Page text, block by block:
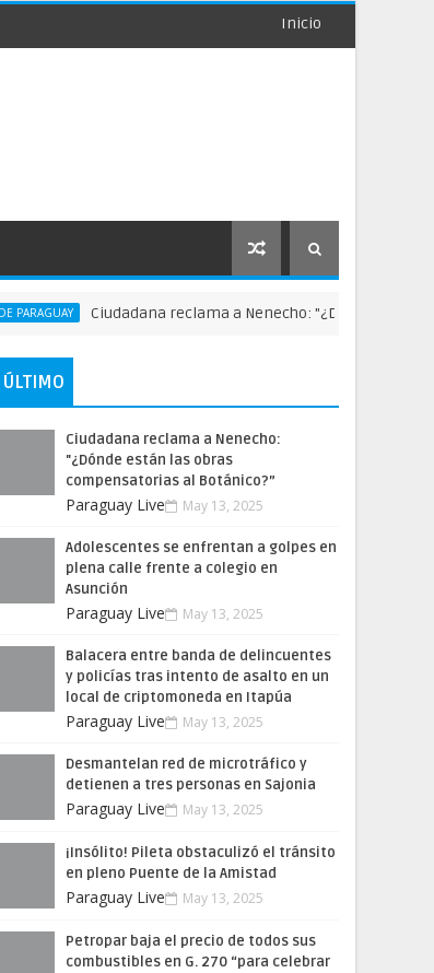
Inicio
Ciudadana reclama a Nenecho: "¿Dónde están las
Ciudadana reclama a Nenecho:
"¿Dónde están las obras
compensatorias al Botánico?”
Paraguay Live May 13, 2025
Adolescentes se enfrentan a golpes en
plena calle frente a colegio en
Asunción
Paraguay Live May 13, 2025
Balacera entre banda de delincuentes
y policías tras intento de asalto en un
local de criptomoneda en Itapúa
Paraguay Live May 13, 2025
Desmantelan red de microtráfico y
detienen a tres personas en Sajonia
Paraguay Live May 13, 2025
¡Insólito! Pileta obstaculizó el tránsito
en pleno Puente de la Amistad
Paraguay Live May 13, 2025
Petropar baja el precio de todos sus
combustibles en G. 270 “para celebrar